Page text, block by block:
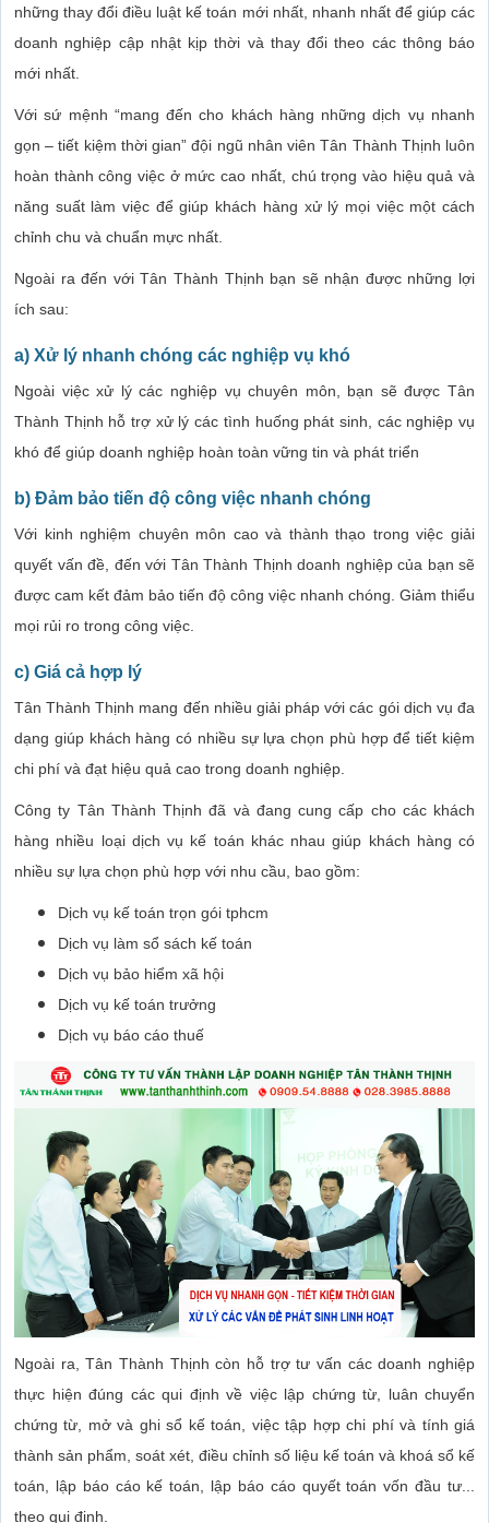
những thay đổi điều luật kế toán mới nhất, nhanh nhất để giúp các
doanh nghiệp cập nhật kịp thời và thay đổi theo các thông báo
mới nhất.
Với sứ mệnh “mang đến cho khách hàng những dịch vụ nhanh
gọn – tiết kiệm thời gian” đội ngũ nhân viên Tân Thành Thịnh luôn
hoàn thành công việc ở mức cao nhất, chú trọng vào hiệu quả và
năng suất làm việc để giúp khách hàng xử lý mọi việc một cách
chỉnh chu và chuẩn mực nhất.
Ngoài ra đến với Tân Thành Thịnh bạn sẽ nhận được những lợi
ích sau:
a) Xử lý nhanh chóng các nghiệp vụ khó
Ngoài việc xử lý các nghiệp vụ chuyên môn, bạn sẽ được Tân
Thành Thịnh hỗ trợ xử lý các tình huống phát sinh, các nghiệp vụ
khó để giúp doanh nghiệp hoàn toàn vững tin và phát triển
b) Đảm bảo tiến độ công việc nhanh chóng
Với kinh nghiệm chuyên môn cao và thành thạo trong việc giải
quyết vấn đề, đến với Tân Thành Thịnh doanh nghiệp của bạn sẽ
được cam kết đảm bảo tiến độ công việc nhanh chóng. Giảm thiểu
mọi rủi ro trong công việc.
c) Giá cả hợp lý
Tân Thành Thịnh mang đến nhiều giải pháp với các gói dịch vụ đa
dạng giúp khách hàng có nhiều sự lựa chọn phù hợp để tiết kiệm
chi phí và đạt hiệu quả cao trong doanh nghiệp.
Công ty Tân Thành Thịnh đã và đang cung cấp cho các khách
hàng nhiều loại dịch vụ kế toán khác nhau giúp khách hàng có
nhiều sự lựa chọn phù hợp với nhu cầu, bao gồm:
Dịch vụ kế toán trọn gói tphcm
Dịch vụ làm sổ sách kế toán
Dịch vụ bảo hiểm xã hội
Dịch vụ kế toán trưởng
Dịch vụ báo cáo thuế
Ngoài ra, Tân Thành Thịnh còn hỗ trợ tư vấn các doanh nghiệp
thực hiện đúng các qui định về việc lập chứng từ, luân chuyển
chứng từ, mở và ghi sổ kế toán, việc tập hợp chi phí và tính giá
thành sản phẩm, soát xét, điều chỉnh số liệu kế toán và khoá sổ kế
toán, lập báo cáo kế toán, lập báo cáo quyết toán vốn đầu tư...
theo qui định.